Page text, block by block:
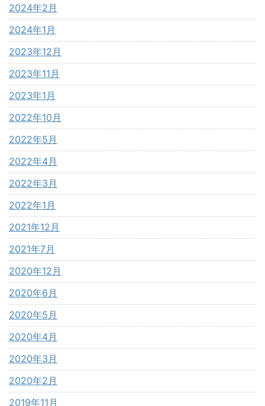
2024年2月
2024年1月
2023年12月
2023年11月
2023年1月
2022年10月
2022年5月
2022年4月
2022年3月
2022年1月
2021年12月
2021年7月
2020年12月
2020年6月
2020年5月
2020年4月
2020年3月
2020年2月
2019年11月